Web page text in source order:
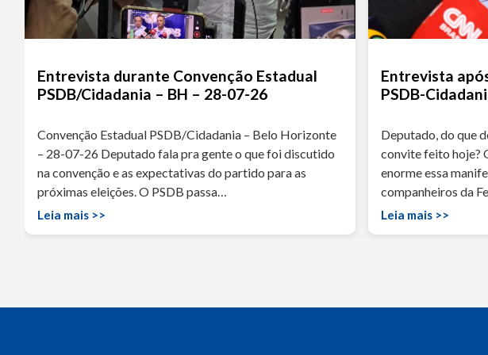
Entrevista durante Convenção Estadual
PSDB/Cidadania – BH – 28-07-26
Convenção Estadual PSDB/Cidadania – Belo Horizonte
– 28-07-26 Deputado fala pra gente o que foi discutido
na convenção e as expectativas do partido para as
próximas eleições. O PSDB passa…
Leia mais >>
Entrevista
PSDB-
Deputado, do que
convite feito hoje?
enorme essa
companheiros da
Leia mais >>